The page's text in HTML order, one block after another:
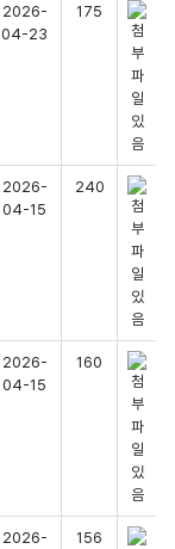
2026-
04-23
175
2026-
04-15
240
2026-
04-15
160
2026-
156